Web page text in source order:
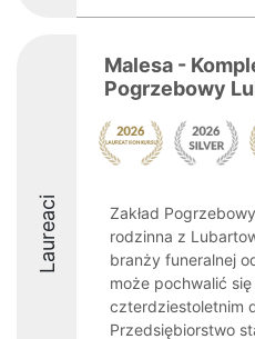
Laureaci
Malesa -
Pogrzebowy
Zakład
rodzinna z
branży funeralnej
może pochwalić
czterdziestoletnim
Przedsiębiorstwo